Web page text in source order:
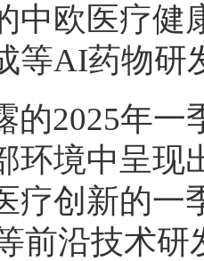
中欧医疗健
等AI药物研
的2025年
环境中呈现
疗创新的一
前沿技术